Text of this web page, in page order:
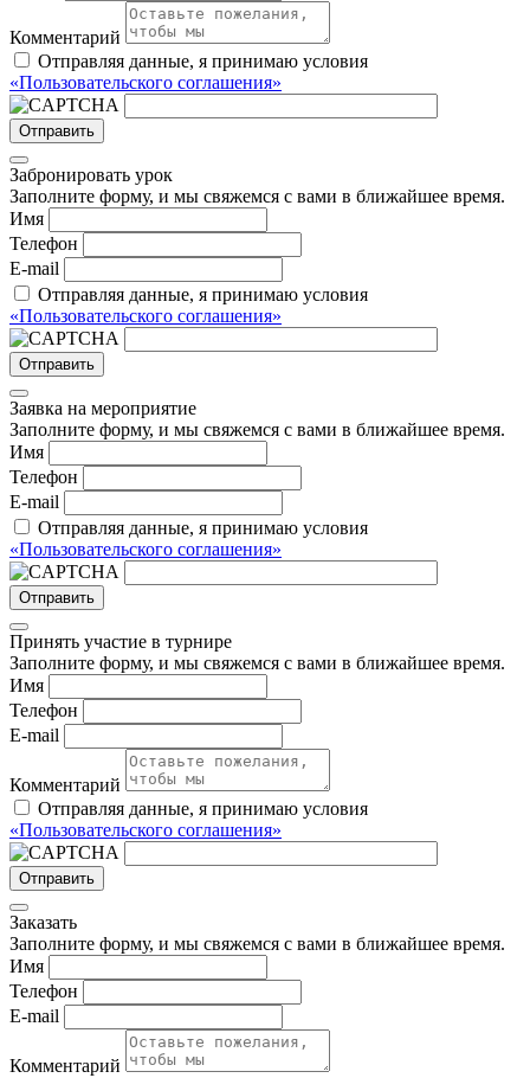
Комментарий
Отправляя данные, я принимаю условия
«Пользовательского соглашения»
Отправить
Забронировать урок
Заполните форму, и мы свяжемся с вами в ближайшее время.
Имя
Телефон
E-mail
Отправляя данные, я принимаю условия
«Пользовательского соглашения»
Отправить
Заявка на мероприятие
Заполните форму, и мы свяжемся с вами в ближайшее время.
Имя
Телефон
E-mail
Отправляя данные, я принимаю условия
«Пользовательского соглашения»
Отправить
Принять участие в турнире
Заполните форму, и мы свяжемся с вами в ближайшее время.
Имя
Телефон
E-mail
Комментарий
Отправляя данные, я принимаю условия
«Пользовательского соглашения»
Отправить
Заказать
Заполните форму, и мы свяжемся с вами в ближайшее время.
Имя
Телефон
E-mail
Комментарий